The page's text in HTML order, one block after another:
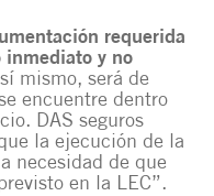
requerida
inmediato y no
mismo, será de
encuentre dentro
DAS seguros
la ejecución de la
necesidad de que
en la LEC”.